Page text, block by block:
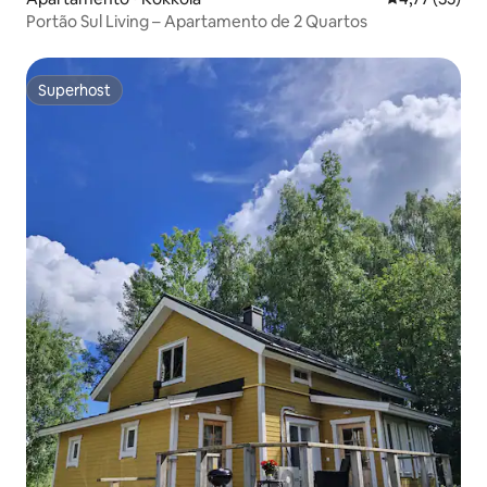
Portão Sul Living – Apartamento de 2 Quartos
Superhost
Superhost